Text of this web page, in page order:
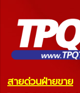
สายด่วนฝ่ายขาย